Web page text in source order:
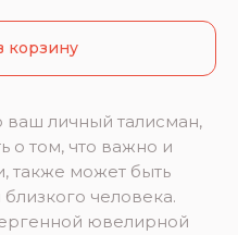
корзину
ваш личный талисман,
о том, что важно и
также может быть
человека.
ювелирной